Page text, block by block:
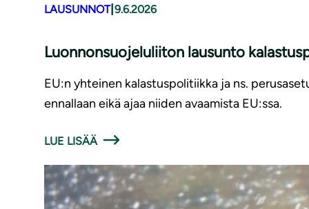
LAUSUNNOT| 9.6.2026
Luonnonsuojeluliiton lausunto
EU:n yhteinen kalastuspolitiikka ja ns.
ennallaan eikä ajaa niiden avaamista EU:ssa.
LUE LISÄÄ